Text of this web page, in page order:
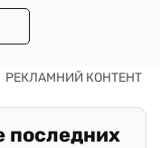
последних